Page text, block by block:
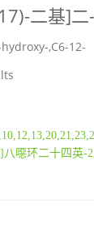
二基]二
,C6-12-
八噁环二十四英-